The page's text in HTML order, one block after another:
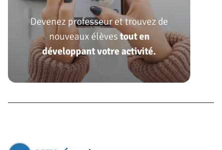
Devenez professeur et trouvez de
nouveaux élèvestout en
développant votre activité.